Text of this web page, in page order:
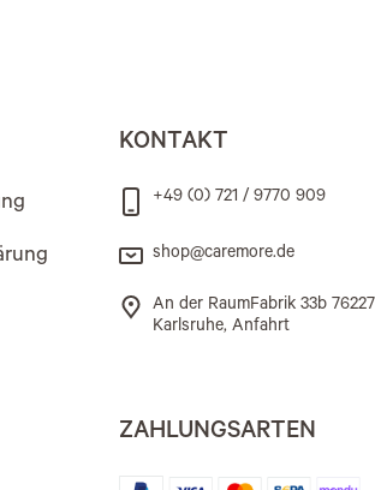
KONTAKT
+49 (0) 721 / 9770 909
shop@caremore.de
An der RaumFabrik 33b 76227
Karlsruhe, Anfahrt
ZAHLUNGSARTEN